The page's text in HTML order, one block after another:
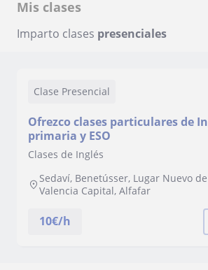
Mis clases
Imparto clases presenciales
Clase Presencial
Ofrezco clases particulares de
primaria y ESO
Clases de Inglés
Sedaví, Benetússer, Lugar Nuevo
Valencia Capital, Alfafar
10€/h